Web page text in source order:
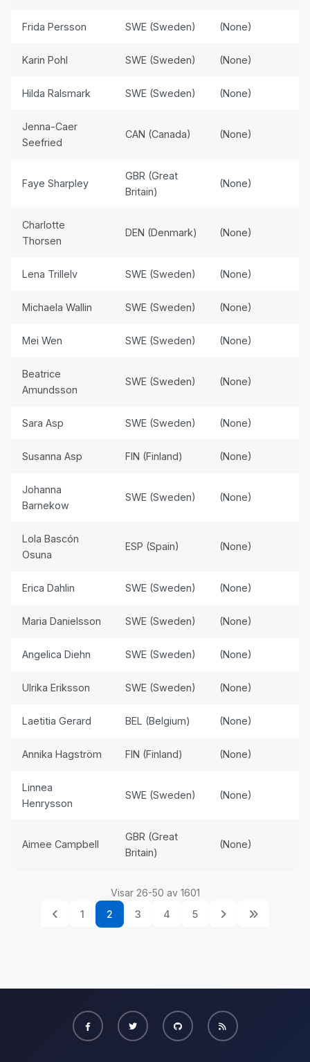
Frida Persson SWE (Sweden) (None)
Karin Pohl SWE (Sweden) (None)
Hilda Ralsmark SWE (Sweden) (None)
Jenna-Caer
Seefried
CAN (Canada) (None)
Faye Sharpley
GBR (Great
Britain)
(None)
Charlotte
Thorsen
DEN (Denmark) (None)
Lena Trillelv SWE (Sweden) (None)
Michaela Wallin SWE (Sweden) (None)
Mei Wen SWE (Sweden) (None)
Beatrice
Amundsson
SWE (Sweden) (None)
Sara Asp SWE (Sweden) (None)
Susanna Asp FIN (Finland) (None)
Johanna
Barnekow
SWE (Sweden) (None)
Lola Bascón
Osuna
ESP (Spain) (None)
Erica Dahlin SWE (Sweden) (None)
Maria Danielsson SWE (Sweden) (None)
Angelica Diehn SWE (Sweden) (None)
Ulrika Eriksson SWE (Sweden) (None)
Laetitia Gerard BEL (Belgium) (None)
Annika Hagström FIN (Finland) (None)
Linnea
Henrysson
SWE (Sweden) (None)
Aimee Campbell
GBR (Great
Britain)
(None)
Visar 26-50 av 1601
1
2 3 4 5